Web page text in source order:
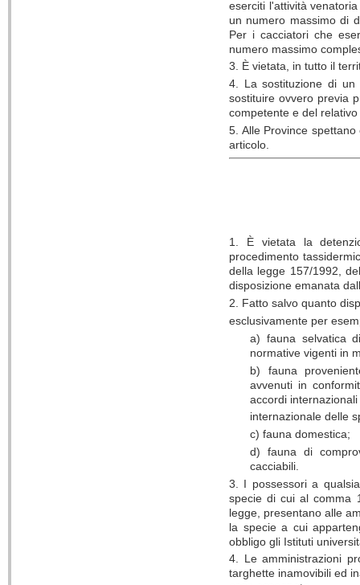
eserciti l'attività
un numero massimo di
Per i cacciatori che
numero massimo
3. È vietata, in tutto il
4. La sostituzione di un
sostituire ovvero previa
competente e del
5. Alle Province
articolo.
1. È vietata la
procedimento
della legge 157/1992,
disposizione emanata
2. Fatto salvo quanto
esclusivamente per
a) fauna selvatica
normative vigenti in
b) fauna
avvenuti in
accordi
internazionale delle
c) fauna domestica;
d) fauna di
cacciabili.
3. I possessori a
specie di cui al comma
legge, presentano alle
la specie a cui
obbligo gli Istituti
4. Le amministrazioni
targhette inamovibili ed